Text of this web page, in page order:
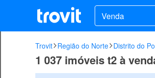
Venda
Trovit Região do Norte Distrito do
1 037 imóveis t2 à